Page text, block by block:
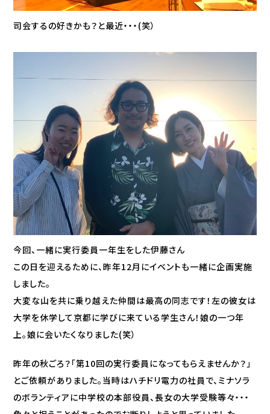
司会するの好きかも？と最近・・・(笑）
今回、一緒に実行委員一年生をした伊藤さん
この日を迎えるために、昨年12月にイベントも一緒に企画実施
しました。
大変な山を共に乗り越えた仲間は最高の同志です！左の彼女は
大学を休学して京都に学びに来ている学生さん！娘の一つ年
上。娘に会いたくなりました(笑）
昨年の秋ごろ？「第10回の実行委員になってもらえませんか？」
とご依頼がありました。当時はハチドリ電力の社員で、ミナソラ
のボランティアに中学校の本部役員、長女の大学受験等々・・・